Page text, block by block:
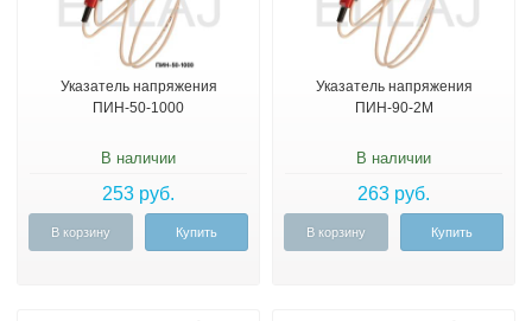
Указатель напряжения
ПИН-50-1000
В наличии
253 руб.
В корзину Купить
Указатель напряжения
ПИН-90-2М
В наличии
263 руб.
В корзину Купить